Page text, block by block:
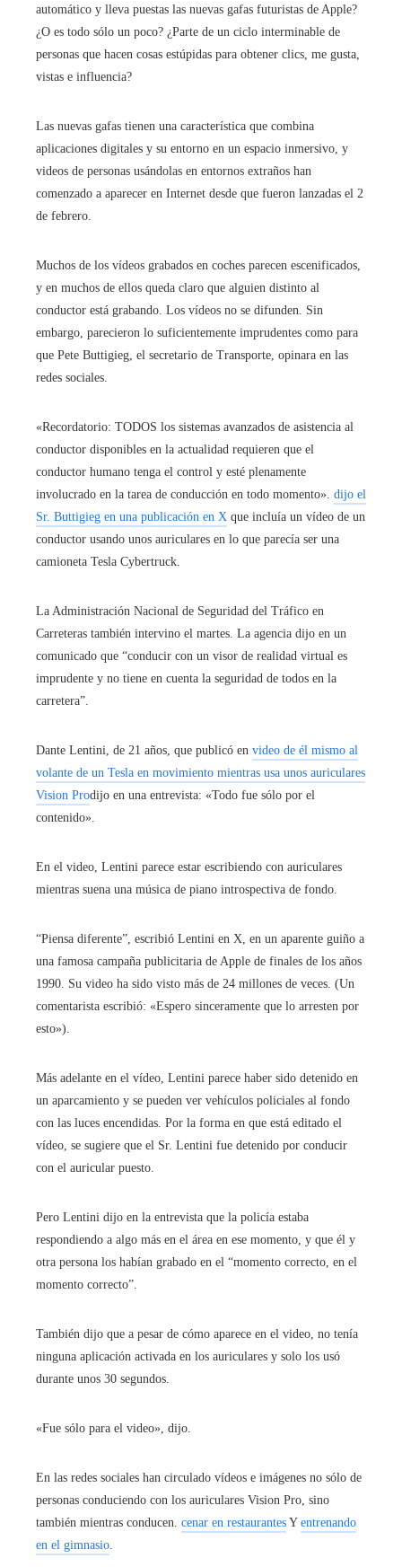
automático y lleva puestas las nuevas gafas futuristas de Apple?
¿O es todo sólo un poco? ¿Parte de un ciclo interminable de
personas que hacen cosas estúpidas para obtener clics, me gusta,
vistas e influencia?
Las nuevas gafas tienen una característica que combina
aplicaciones digitales y su entorno en un espacio inmersivo, y
videos de personas usándolas en entornos extraños han
comenzado a aparecer en Internet desde que fueron lanzadas el 2
de febrero.
Muchos de los vídeos grabados en coches parecen escenificados,
y en muchos de ellos queda claro que alguien distinto al
conductor está grabando. Los vídeos no se difunden. Sin
embargo, parecieron lo suficientemente imprudentes como para
que Pete Buttigieg, el secretario de Transporte, opinara en las
redes sociales.
«Recordatorio: TODOS los sistemas avanzados de asistencia al
conductor disponibles en la actualidad requieren que el
conductor humano tenga el control y esté plenamente
involucrado en la tarea de conducción en todo momento». dijo el
Sr. Buttigieg en una publicación en X que incluía un vídeo de un
conductor usando unos auriculares en lo que parecía ser una
camioneta Tesla Cybertruck.
La Administración Nacional de Seguridad del Tráfico en
Carreteras también intervino el martes. La agencia dijo en un
comunicado que “conducir con un visor de realidad virtual es
imprudente y no tiene en cuenta la seguridad de todos en la
carretera”.
Dante Lentini, de 21 años, que publicó en video de él mismo al
volante de un Tesla en movimiento mientras usa unos auriculares
Vision Prodijo en una entrevista: «Todo fue sólo por el
contenido».
En el video, Lentini parece estar escribiendo con auriculares
mientras suena una música de piano introspectiva de fondo.
“Piensa diferente”, escribió Lentini en X, en un aparente guiño a
una famosa campaña publicitaria de Apple de finales de los años
1990. Su video ha sido visto más de 24 millones de veces. (Un
comentarista escribió: «Espero sinceramente que lo arresten por
esto»).
Más adelante en el vídeo, Lentini parece haber sido detenido en
un aparcamiento y se pueden ver vehículos policiales al fondo
con las luces encendidas. Por la forma en que está editado el
vídeo, se sugiere que el Sr. Lentini fue detenido por conducir
con el auricular puesto.
Pero Lentini dijo en la entrevista que la policía estaba
respondiendo a algo más en el área en ese momento, y que él y
otra persona los habían grabado en el “momento correcto, en el
momento correcto”.
También dijo que a pesar de cómo aparece en el video, no tenía
ninguna aplicación activada en los auriculares y solo los usó
durante unos 30 segundos.
«Fue sólo para el video», dijo.
En las redes sociales han circulado vídeos e imágenes no sólo de
personas conduciendo con los auriculares Vision Pro, sino
también mientras conducen. cenar en restaurantes Y entrenando
en el gimnasio.